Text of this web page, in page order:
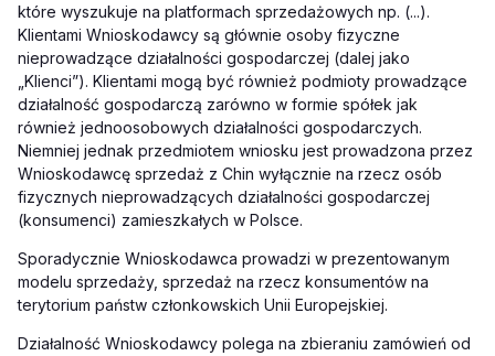
które wyszukuje na platformach sprzedażowych np. (...).
Klientami Wnioskodawcy są głównie osoby fizyczne
nieprowadzące działalności gospodarczej (dalej jako
„Klienci”). Klientami mogą być również podmioty prowadzące
działalność gospodarczą zarówno w formie spółek jak
również jednoosobowych działalności gospodarczych.
Niemniej jednak przedmiotem wniosku jest prowadzona przez
Wnioskodawcę sprzedaż z Chin wyłącznie na rzecz osób
fizycznych nieprowadzących działalności gospodarczej
(konsumenci) zamieszkałych w Polsce.
Sporadycznie Wnioskodawca prowadzi w prezentowanym
modelu sprzedaży, sprzedaż na rzecz konsumentów na
terytorium państw członkowskich Unii Europejskiej.
Działalność Wnioskodawcy polega na zbieraniu zamówień od